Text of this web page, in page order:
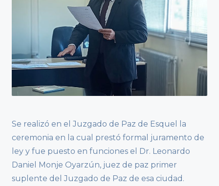
Se realizó en el Juzgado de Paz de Esquel la
ceremonia en la cual prestó formal juramento de
ley y fue puesto en funciones el Dr. Leonardo
Daniel Monje Oyarzún, juez de paz primer
suplente del Juzgado de Paz de esa ciudad.